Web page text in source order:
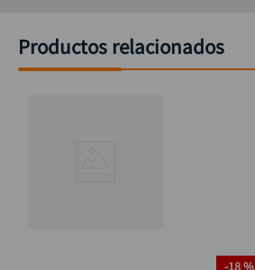
Productos relacionados
-18 %